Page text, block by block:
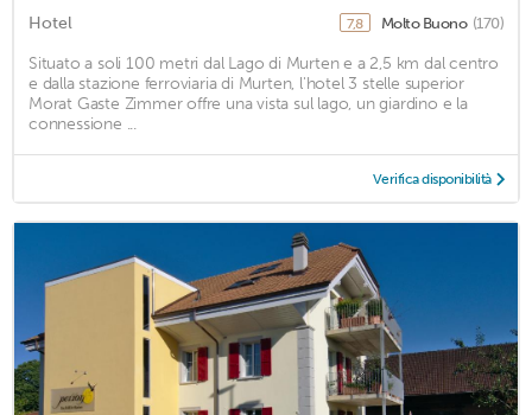
Hotel 7,8 Molto Buono (170)
Situato a soli 100 metri dal Lago di Murten e a 2,5 km dal centro
e dalla stazione ferroviaria di Murten, l'hotel 3 stelle superior
Morat Gaste Zimmer offre una vista sul lago, un giardino e la
connessione ...
Verifica disponibilità